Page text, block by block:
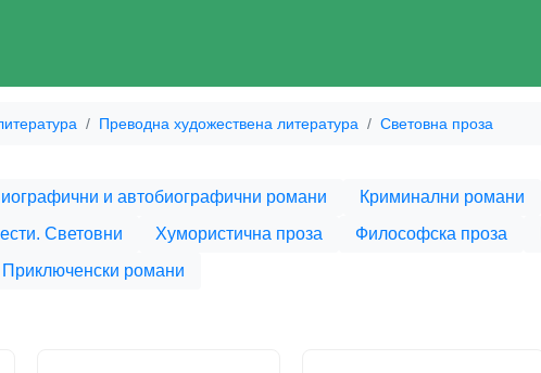
Преводна художествена литература Световна проза
и автобиографични романи Криминални романи
Световни Хумористична проза Философска проза
Приключенски романи